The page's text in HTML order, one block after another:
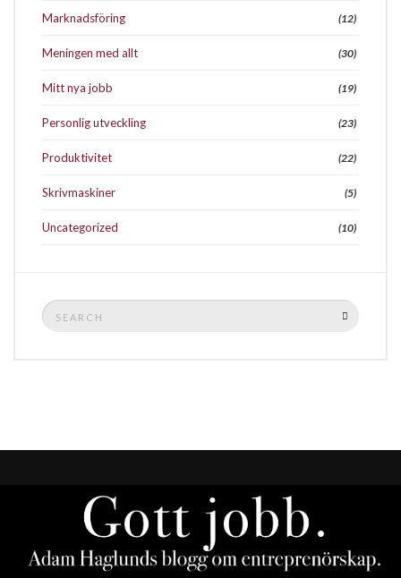
Marknadsföring (12)
Meningen med allt (30)
Mitt nya jobb (19)
Personlig utveckling (23)
Produktivitet (22)
Skrivmaskiner (5)
Uncategorized (10)
Search
for: